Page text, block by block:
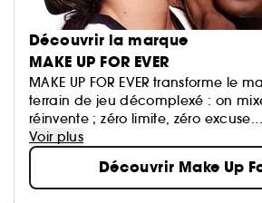
Découvrir la marque
MAKE UP FOR EVER
MAKE UP FOR EVER transforme le
terrain de jeu décomplexé : on
réinvente ; zéro limite, zéro excuse.
Ses formules haute performance
subliment toutes les carnations, quoi
Voir plus
Découvrir Make Up